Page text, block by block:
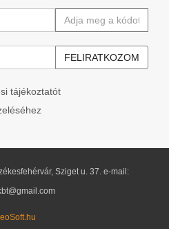
tájékoztatót
Sziget u. 37. e-mail: